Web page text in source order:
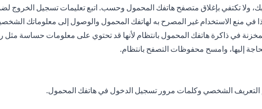
ولا تكتفي بإغلاق متصفح هاتفك المحمول وحسب. اتبع تعليمات تسجيل الخروج
في منع الاستخدام غير المصرح به لهاتفك المحمول والوصول إلى معلوماتك
في ذاكرة هاتفك المحمول بانتظام لأنها قد تحتوي على معلومات حساسة
إليها، وامسح محفوظات التصفح بانتظام.
الشخصي وكلمات مرور تسجيل الدخول في هاتفك المحمول.